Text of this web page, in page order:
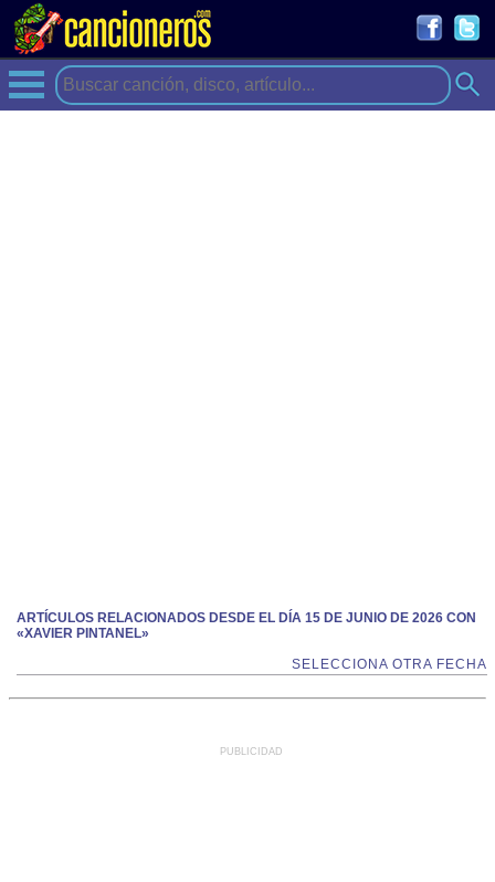
ARTÍCULOS RELACIONADOS DESDE EL DÍA 15 DE JUNIO DE 2026 CON
«XAVIER PINTANEL»
SELECCIONA OTRA FECHA
PUBLICIDAD